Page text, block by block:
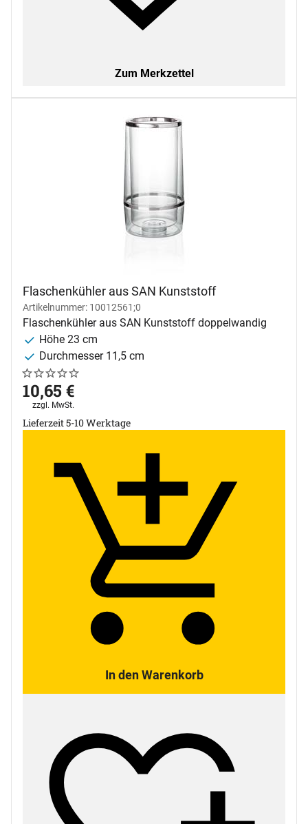
Zum Merkzettel
Flaschenkühler aus SAN Kunststoff
Artikelnummer: 10012561;0
Flaschenkühler aus SAN Kunststoff doppelwandig
Höhe 23 cm
Durchmesser 11,5 cm
Noch keine Bewertungen abgegeben
0 Bewertungen
10,65€
Steuerhinweis:
zzgl. MwSt.
Lieferzeit 5-10 Werktage
In den Warenkorb